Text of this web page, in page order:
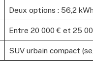
Deux options : 56,2
Entre 20 000 € et 25
SUV urbain compact